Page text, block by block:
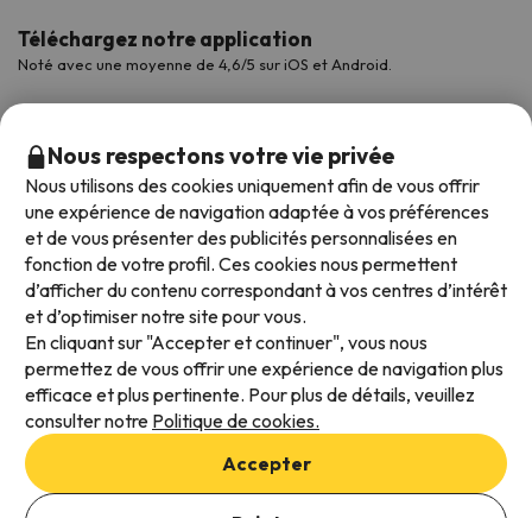
Ajouter des dates pour vérifier la disponibilité
Téléchargez notre application
Noté avec une moyenne de 4,6/5 sur iOS et Android.
Modes de paiement disponibles
Conditions générales d'utilisation
Protection des données
Politique en matière de cookies
Nous respectons votre vie privée
Nous utilisons des cookies uniquement afin de vous offrir
une expérience de navigation adaptée à vos préférences
et de vous présenter des publicités personnalisées en
fonction de votre profil. Ces cookies nous permettent
d’afficher du contenu correspondant à vos centres d’intérêt
et d’optimiser notre site pour vous.
En cliquant sur "Accepter et continuer", vous nous
permettez de vous offrir une expérience de navigation plus
efficace et plus pertinente. Pour plus de détails, veuillez
consulter notre Politique de cookies.
Accepter